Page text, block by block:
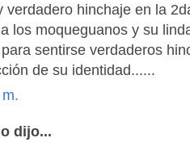
verdadero hinchaje en la
los moqueguanos y su
sentirse verdaderos
de su identidad......
dijo...